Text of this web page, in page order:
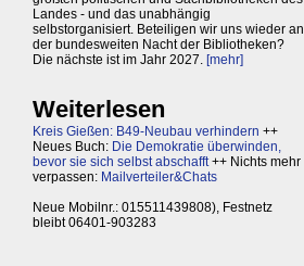
Landes - und das unabhängig
selbstorganisiert. Beteiligen wir uns wieder an
der bundesweiten Nacht der Bibliotheken?
Die nächste ist im Jahr 2027. [mehr]
Weiterlesen
Kreis Gießen: B49-Neubau verhindern ++
Neues Buch: Die Demokratie überwinden,
bevor sie sich selbst abschafft++ Nichts mehr
verpassen: Mailverteiler&Chats
Neue Mobilnr.: 015511439808), Festnetz
bleibt 06401-903283